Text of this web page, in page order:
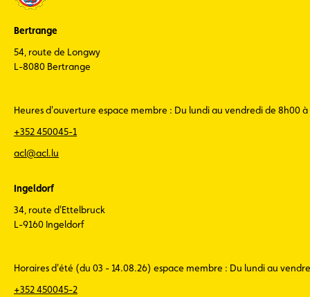
Bertrange
54, route de Longwy
L-8080 Bertrange
Heures d'ouverture espace membre : Du lundi au vendredi de 8h00 à
+352 450045-1
acl@acl.lu
Ingeldorf
34, route d'Ettelbruck
L-9160 Ingeldorf
Horaires d'été (du 03 - 14.08.26) espace membre : Du lundi au
+352 450045-2